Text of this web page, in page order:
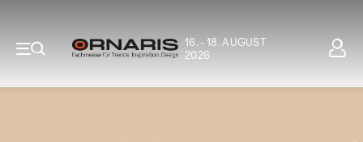
16. - 18. AUGUST
2026